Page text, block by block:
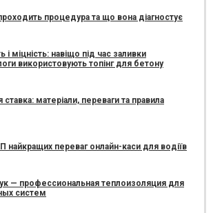
процедура та що вона діагностує
і міцність: навіщо під час заливки
використовують топінг для бетону
ставка: матеріали, переваги та правила
найкращих переваг онлайн-каси для водіїв
— профессиональная теплоизоляция для
систем